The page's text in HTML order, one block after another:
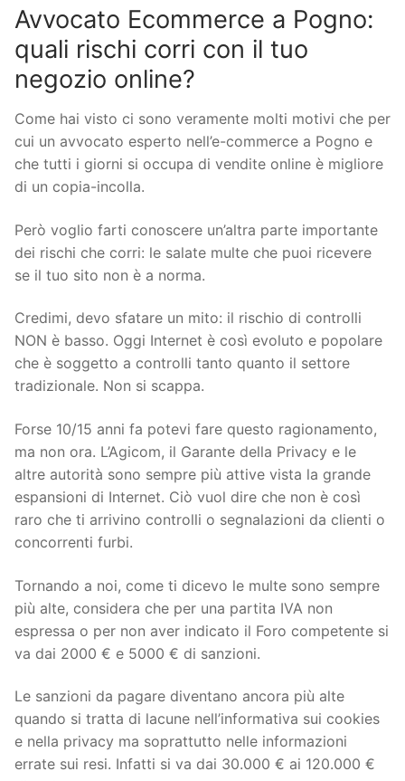
Avvocato Ecommerce a Pogno:
quali rischi corri con il tuo
negozio online?
Come hai visto ci sono veramente molti motivi che per
cui un avvocato esperto nell’e-commerce a Pogno e
che tutti i giorni si occupa di vendite online è migliore
di un copia-incolla.
Però voglio farti conoscere un’altra parte importante
dei rischi che corri: le salate multe che puoi ricevere
se il tuo sito non è a norma.
Credimi, devo sfatare un mito: il rischio di controlli
NON è basso. Oggi Internet è così evoluto e popolare
che è soggetto a controlli tanto quanto il settore
tradizionale. Non si scappa.
Forse 10/15 anni fa potevi fare questo ragionamento,
ma non ora. L’Agicom, il Garante della Privacy e le
altre autorità sono sempre più attive vista la grande
espansioni di Internet. Ciò vuol dire che non è così
raro che ti arrivino controlli o segnalazioni da clienti o
concorrenti furbi.
Tornando a noi, come ti dicevo le multe sono sempre
più alte, considera che per una partita IVA non
espressa o per non aver indicato il Foro competente si
va dai 2000 € e 5000 € di sanzioni.
Le sanzioni da pagare diventano ancora più alte
quando si tratta di lacune nell’informativa sui cookies
e nella privacy ma soprattutto nelle informazioni
errate sui resi. Infatti si va dai 30.000 € ai 120.000 €